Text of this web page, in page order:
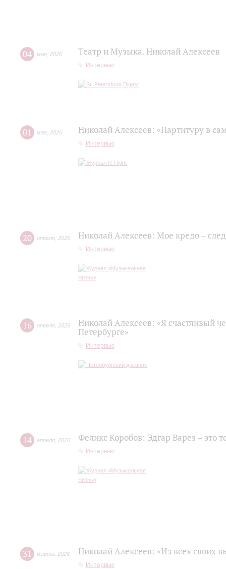
04 мая 2026 Театр и Музыка. Николай Алексеев
Интервью
01 мая 2026 Николай Алексеев: «Партитуру в
Интервью
20 апреля 2026 Николай Алексеев: Мое кредо –
Интервью
16 апреля 2026
Николай Алексеев: «Я счастливый
Петербурге»
Интервью
14 апреля 2026 Феликс Коробов: Эдгар Варез – это
Интервью
31 марта 2026 Николай Алексеев: «Из всех своих
Интервью